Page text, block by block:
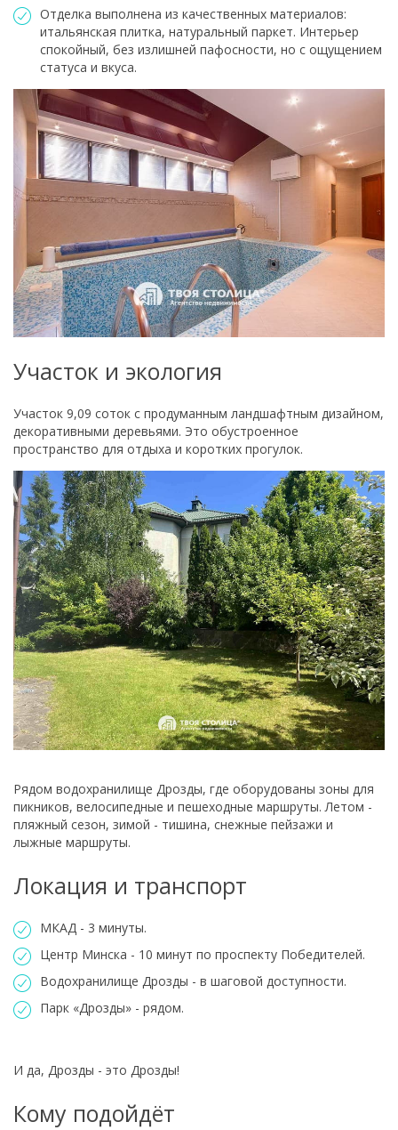
Отделка выполнена из качественных материалов:
итальянская плитка, натуральный паркет. Интерьер
спокойный, без излишней пафосности, но с ощущением
статуса и вкуса.
Участок и экология
Участок 9,09 соток с продуманным ландшафтным дизайном,
декоративными деревьями. Это обустроенное
пространство для отдыха и коротких прогулок.
Рядом водохранилище Дрозды, где оборудованы зоны для
пикников, велосипедные и пешеходные маршруты. Летом -
пляжный сезон, зимой - тишина, снежные пейзажи и
лыжные маршруты.
Локация и транспорт
МКАД - 3 минуты.
Центр Минска - 10 минут по проспекту Победителей.
Водохранилище Дрозды - в шаговой доступности.
Парк «Дрозды» - рядом.
И да, Дрозды - это Дрозды!
Кому подойдёт